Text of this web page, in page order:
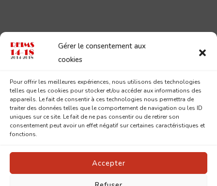
Gérer le consentement aux
cookies
Pour offrir les meilleures expériences, nous utilisons des technologies
telles que les cookies pour stocker et/ou accéder aux informations des
appareils. Le fait de consentir à ces technologies nous permettra de
traiter des données telles que le comportement de navigation ou les ID
uniques sur ce site. Le fait de ne pas consentir ou de retirer son
consentement peut avoir un effet négatif sur certaines caractéristiques et
fonctions.
Accepter